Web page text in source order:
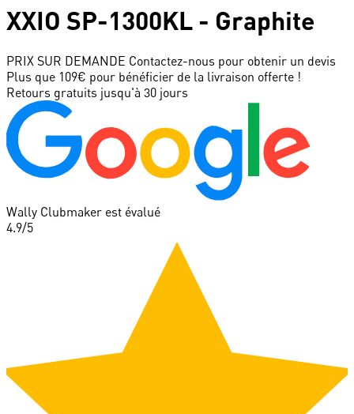
XXIO SP-1300KL - Graphite
PRIX SUR DEMANDE Contactez-nous pour obtenir un devis
Plus que 109€ pour bénéficier de la livraison offerte !
Retours gratuits jusqu'à 30 jours
Wally Clubmaker est évalué
4.9/5